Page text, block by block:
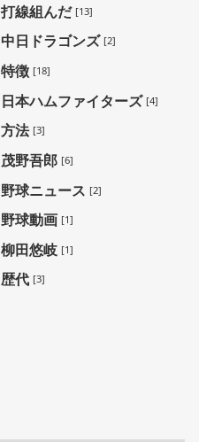
打線組んだ [13]
中日ドラゴンズ [2]
特徴 [18]
日本ハムファイターズ [4]
方法 [3]
茂野吾郎 [6]
野球ニュース [2]
野球動画 [1]
柳田悠岐 [1]
歴代 [3]